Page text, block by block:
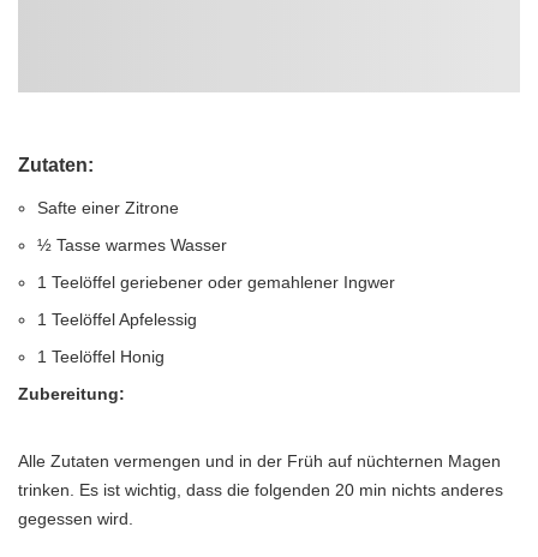
Zutaten:
Safte einer Zitrone
½ Tasse warmes Wasser
1 Teelöffel geriebener oder gemahlener Ingwer
1 Teelöffel Apfelessig
1 Teelöffel Honig
Zubereitung:
Alle Zutaten vermengen und in der Früh auf nüchternen Magen
trinken. Es ist wichtig, dass die folgenden 20 min nichts anderes
gegessen wird.